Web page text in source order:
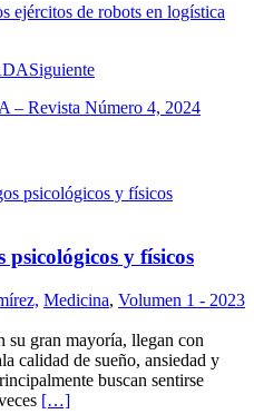
ejércitos de robots en logística
Siguiente
Revista Número 4, 2024
psicológicos y físicos
Medicina, Volumen 1 - 2023
su gran mayoría, llegan con
calidad de sueño, ansiedad y
buscan sentirse
[…]